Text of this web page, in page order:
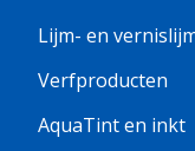
Lijm- en
Verfproducten
AquaTint en inkt